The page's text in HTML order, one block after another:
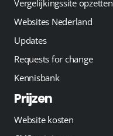
Vergelijkingssite opzetten
Websites Nederland
Updates
Requests for change
Kennisbank
Prijzen
Website kosten